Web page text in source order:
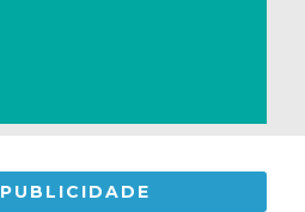
PUBLICIDADE